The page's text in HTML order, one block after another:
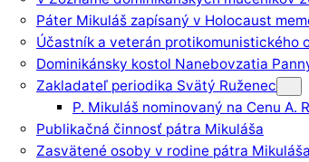
Páter Mikuláš zapísaný v Holocaust
Účastník a veterán protikomunistického
Dominikánsky kostol Nanebovzatia
Zakladateľ periodika Svätý Ruženec
P. Mikuláš nominovaný na Cenu A.
Publikačná činnosť pátra Mikuláša
Zasvätené osoby v rodine pátra Mikuláša